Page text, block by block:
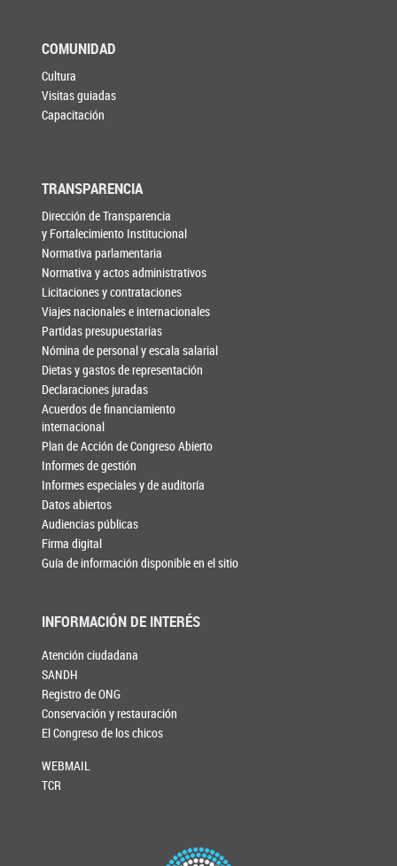
COMUNIDAD
Cultura
Visitas guiadas
Capacitación
TRANSPARENCIA
Dirección de Transparencia
y Fortalecimiento Institucional
Normativa parlamentaria
Normativa y actos administrativos
Licitaciones y contrataciones
Viajes nacionales e internacionales
Partidas presupuestarias
Nómina de personal y escala salarial
Dietas y gastos de representación
Declaraciones juradas
Acuerdos de financiamiento
internacional
Plan de Acción de Congreso Abierto
Informes de gestión
Informes especiales y de auditoría
Datos abiertos
Audiencias públicas
Firma digital
Guía de información disponible en el sitio
INFORMACIÓN DE INTERÉS
Atención ciudadana
SANDH
Registro de ONG
Conservación y restauración
El Congreso de los chicos
WEBMAIL
TCR